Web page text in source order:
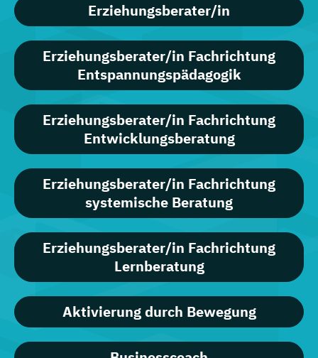
Erziehungsberater/in
Erziehungsberater/in Fachrichtung
Entspannungspädagogik
Erziehungsberater/in Fachrichtung
Entwicklungsberatung
Erziehungsberater/in Fachrichtung
systemische Beratung
Erziehungsberater/in Fachrichtung
Lernberatung
Aktivierung durch Bewegung